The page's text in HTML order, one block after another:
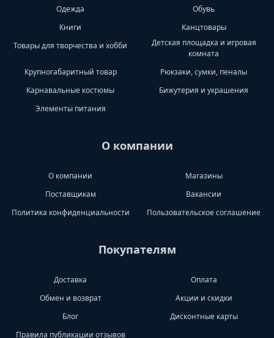
Одежда
Обувь
Книги
Канцтовары
Товары для творчества и хобби
Детская площадка и игровая
комната
Крупногабаритный товар
Рюкзаки, сумки, пеналы
Карнавальные костюмы
Бижутерия и украшения
Элементы питания
О компании
О компании
Магазины
Поставщикам
Вакансии
Политика конфиденциальности
Пользовательское соглашение
Покупателям
Доставка
Оплата
Обмен и возврат
Акции и скидки
Блог
Дисконтные карты
Правила публикации отзывов